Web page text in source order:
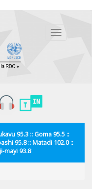
Toggle
95.3 :: Goma 95.5 ::
95.8 :: Matadi 102.0 ::
mayi 93.8